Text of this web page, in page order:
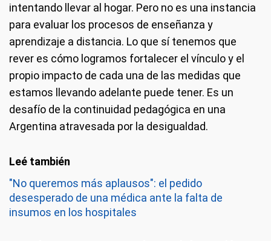
intentando llevar al hogar. Pero no es una instancia
para evaluar los procesos de enseñanza y
aprendizaje a distancia. Lo que sí tenemos que
rever es cómo logramos fortalecer el vínculo y el
propio impacto de cada una de las medidas que
estamos llevando adelante puede tener. Es un
desafío de la continuidad pedagógica en una
Argentina atravesada por la desigualdad.
"No queremos más aplausos": el pedido
desesperado de una médica ante la falta de
insumos en los hospitales